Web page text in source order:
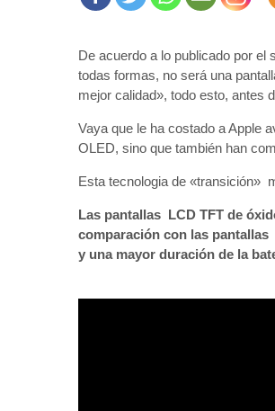
De acuerdo a lo publicado por el
todas formas, no será una
mejor calidad», todo esto, antes
Vaya que le ha costado a Apple
OLED, sino que también han
Esta tecnologia de «transición»
Las pantallas LCD TFT de
comparación con las
y una mayor duración de la